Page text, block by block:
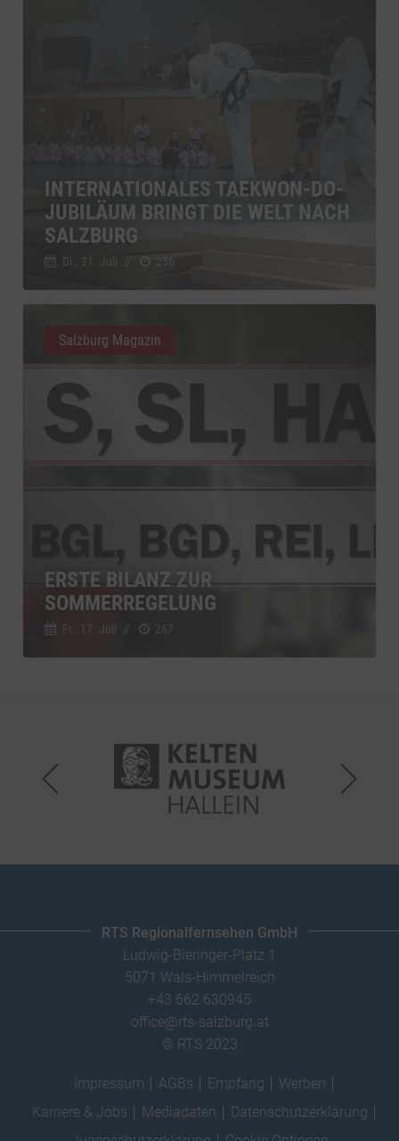
INTERNATIONALES TAEKWON-DO-
JUBILÄUM BRINGT DIE WELT NACH
SALZBURG
Di., 21. Juli // 256
ERSTE BILANZ ZUR
SOMMERREGELUNG
Fr., 17. Juli // 267
Salzburg Magazin
RTS Regionalfernsehen GmbH
Ludwig-Bieringer-Platz 1
5071 Wals-Himmelreich
+43 662 630945
office@rts-salzburg.at
© RTS 2023
Impressum AGBs Empfang
Werben
Karriere & Jobs
Mediadaten
Datenschutzerklärung